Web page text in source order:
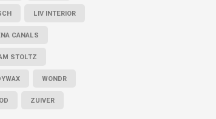
LIV INTERIOR
CANALS
STOLTZ
WONDR
ZUIVER